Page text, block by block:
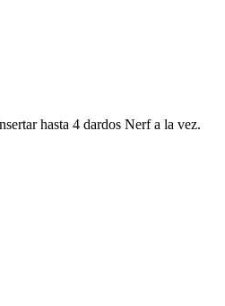
hasta 4 dardos Nerf a la vez.